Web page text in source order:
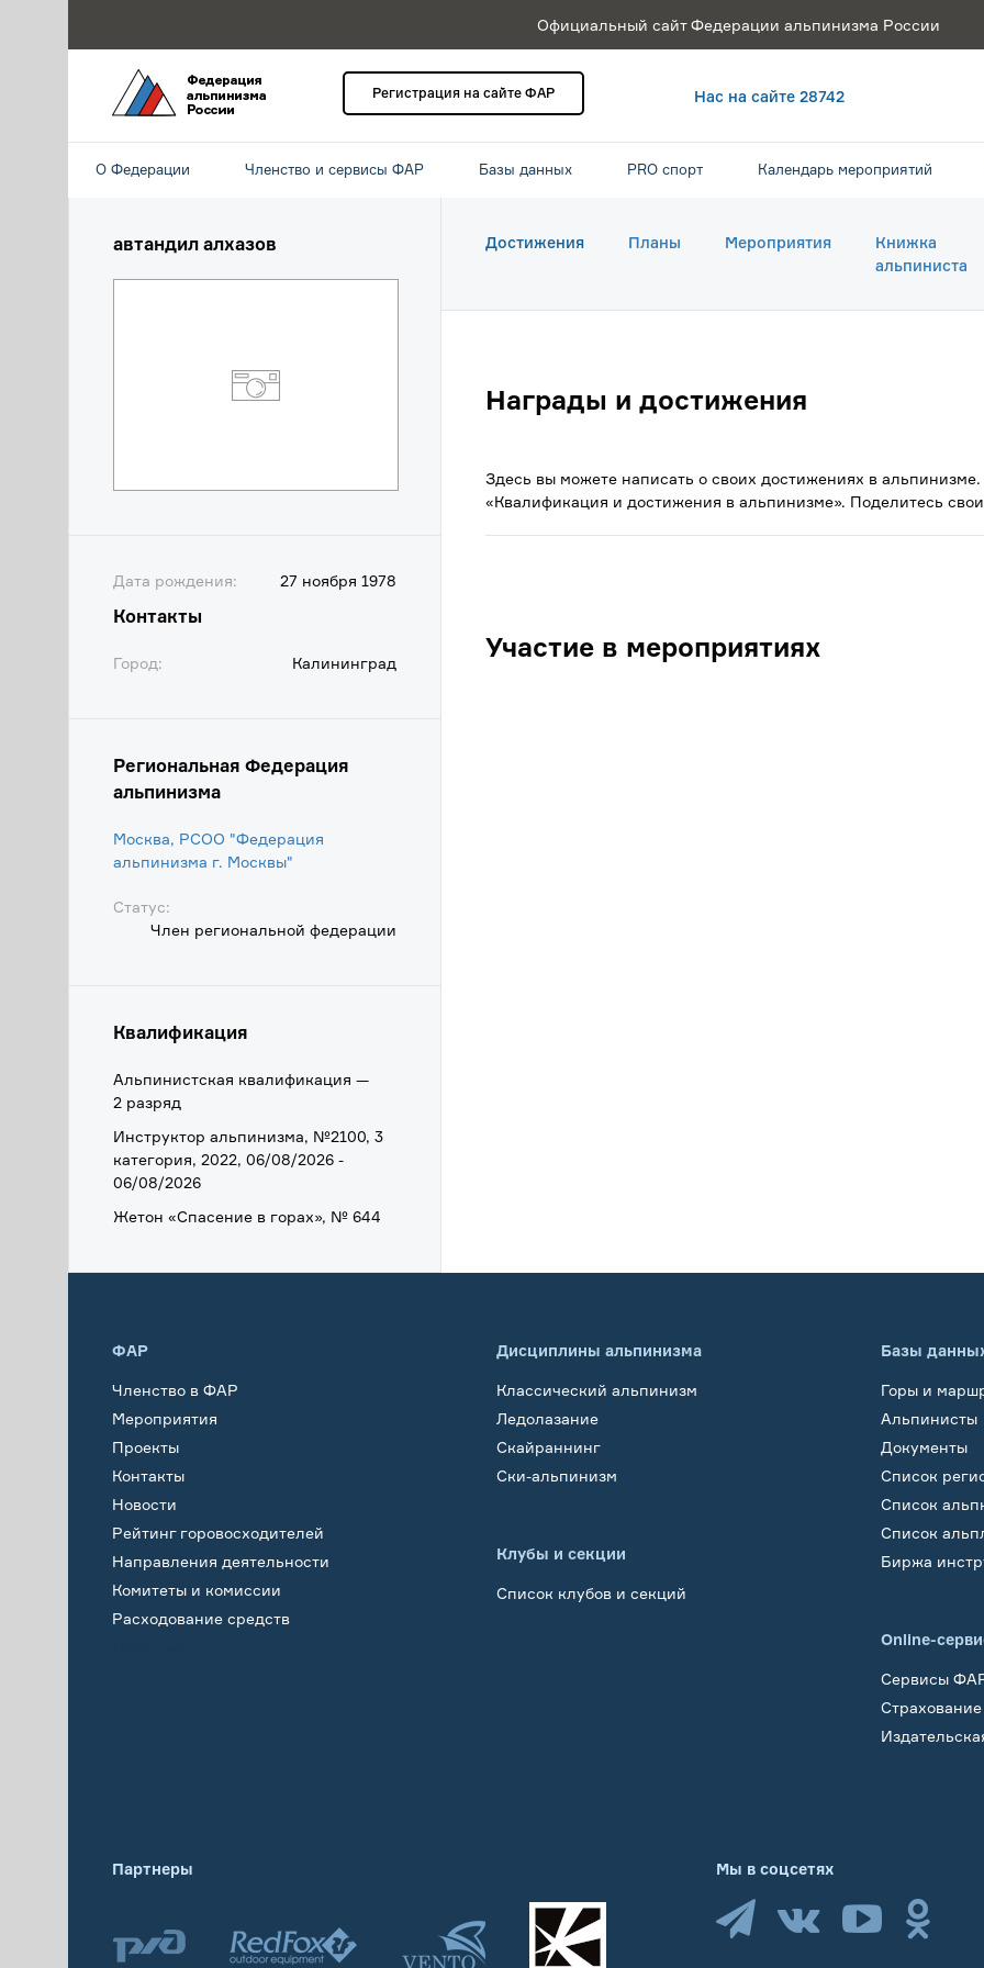
Официальный сайт Федерации альпинизма России
Регистрация на сайте ФАР Нас на сайте 28742
О Федерации Членство и сервисы ФАР Базы данных PRO спорт Календарь мероприятий
автандил алхазов
Дата рождения: 27 ноября 1978
Контакты
Город: Калининград
Региональная Федерация
альпинизма
Москва, РСОО "Федерация
альпинизма г. Москвы"
Статус:
Член региональной федерации
Квалификация
Альпинистская квалификация —
2 разряд
Инструктор альпинизма, №2100, 3
категория, 2022, 06/08/2026 -
06/08/2026
Жетон «Спасение в горах», № 644
Достижения Планы Мероприятия
Книжка
альпиниста
Награды и достижения
Здесь вы можете написать о своих достижениях в
«Квалификация и достижения в альпинизме». Поделитесь
Участие в мероприятиях
ФАР
Членство в ФАР
Мероприятия
Проекты
Контакты
Новости
Рейтинг горовосходителей
Направления деятельности
Комитеты и комиссии
Расходование средств
Дисциплины альпинизма
Классический альпинизм
Ледолазание
Скайраннинг
Ски-альпинизм
Клубы и секции
Список клубов и секций
Базы
Горы и
Альпинисты
Документы
Список
Список
Список
Биржа
Online-
Сервисы
Страхование
Партнеры Мы в соцсетях